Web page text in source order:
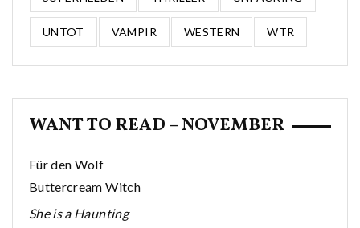
UNTOT VAMPIR WESTERN WTR
WANT TO READ – NOVEMBER
Für den Wolf
Buttercream Witch
She is a Haunting